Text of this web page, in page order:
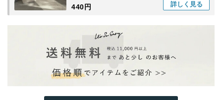
440円 詳しく 見る